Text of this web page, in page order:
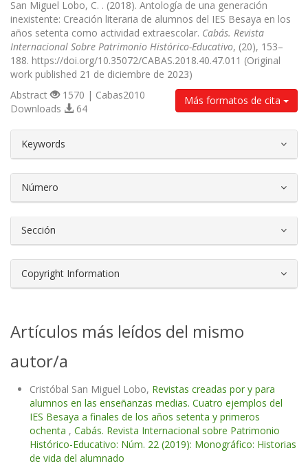
San Miguel Lobo, C. . (2018). Antología de una generación
inexistente: Creación literaria de alumnos del IES Besaya en los
años setenta como actividad extraescolar. Cabás. Revista
Internacional Sobre Patrimonio Histórico-Educativo, (20), 153–
188. https://doi.org/10.35072/CABAS.2018.40.47.011 (Original
work published 21 de diciembre de 2023)
Más formatos de cita
Abstract
1570 | Cabas2010
Downloads
64
Keywords
Número
Sección
Copyright Information
Artículos más leídos del mismo
autor/a
Cristóbal San Miguel Lobo, Revistas creadas por y para
alumnos en las enseñanzas medias. Cuatro ejemplos del
IES Besaya a finales de los años setenta y primeros
ochenta , Cabás. Revista Internacional sobre Patrimonio
Histórico-Educativo: Núm. 22 (2019): Monográfico: Historias
de vida del alumnado